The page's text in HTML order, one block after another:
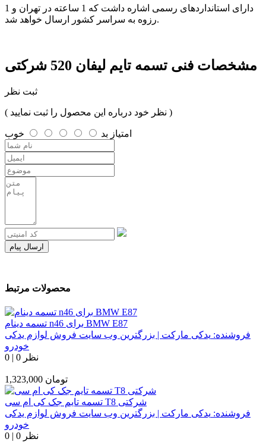
دارای استانداردهای رسمی اشاره داشت که 1 ساعته در تهران و 1
رزوه به سراسر کشور ارسال خواهد شد.
مشخصات فنی تسمه تایم لیفان 520 شرکتی
ثبت نظر
( نظر خود درباره این محصول را ثبت نمایید )
امتیاز بد خوب
ارسال پیام
محصولات مرتبط
تسمه دینام n46 برای BMW E87
فروشنده: یدکی مارکت | بزرگترین وب سایت فروش لوازم یدکی
خودرو
0 | 0 نظر
1,323,000 تومان
تسمه تایم جک کی ام سی T8 شرکتی
فروشنده: یدکی مارکت | بزرگترین وب سایت فروش لوازم یدکی
خودرو
0 | 0 نظر